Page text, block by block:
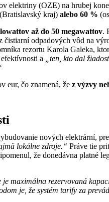
(OZE) na hrubej
(Bratislavský kraj) alebo 60 %
až do 50 megawattov.
odpadových vôd na
rezortu Karola Galeka,
a
„ten, kto dal
eur, čo znamená, že z výzvy
nových elektrární,
lokálne zdroje.“ Práve tie
že donedávna
maximálna rezervovaná
je, že systém tarify za